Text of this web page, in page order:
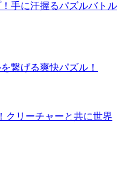
手に汗握るパズルバトル
繋げる爽快パズル！
クリーチャーと共に世界